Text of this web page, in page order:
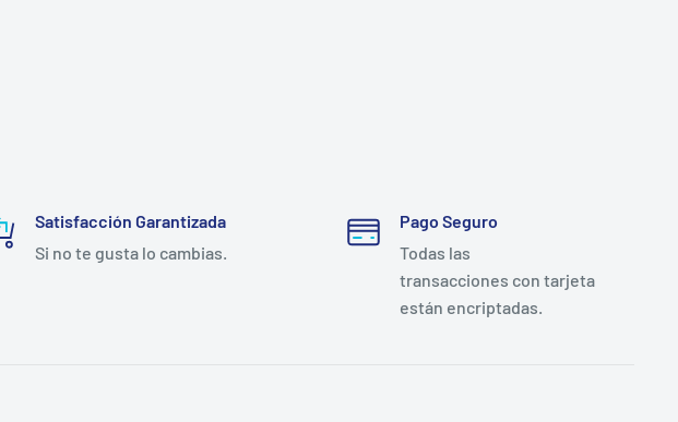
Satisfacción Garantizada
Si no te gusta lo cambias.
Pago Seguro
Todas las
transacciones con tarjeta
están encriptadas.